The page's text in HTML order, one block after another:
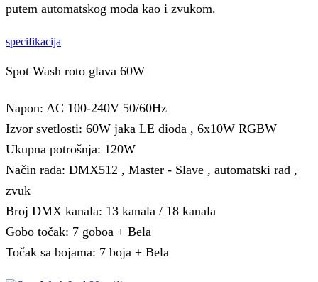
putem automatskog moda kao i zvukom.
specifikacija
Spot Wash roto glava 60W
Napon: AC 100-240V 50/60Hz
Izvor svetlosti: 60W jaka LE dioda , 6x10W RGBW
Ukupna potrošnja: 120W
Način rada: DMX512 , Master - Slave , automatski rad ,
zvuk
Broj DMX kanala: 13 kanala / 18 kanala
Gobo točak: 7 goboa + Bela
Točak sa bojama: 7 boja + Bela